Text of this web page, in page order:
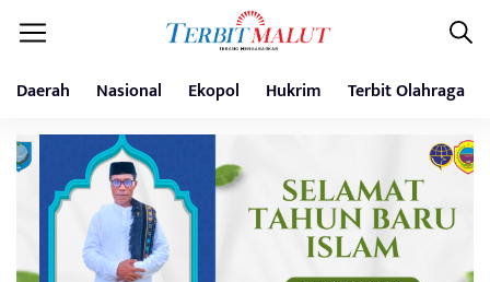
Daerah Nasional Ekopol Hukrim Terbit Olahraga